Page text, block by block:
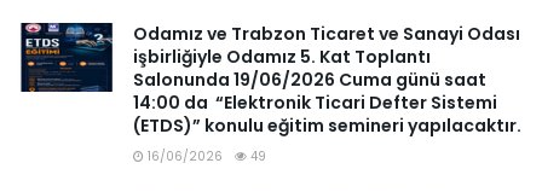
Odamız ve Trabzon Ticaret ve Sanayi Odası
işbirliğiyle Odamız 5. Kat Toplantı
Salonunda 19/06/2026 Cuma günü saat
14:00 da “Elektronik Ticari Defter Sistemi
(ETDS)” konulu eğitim semineri yapılacaktır.
16/06/2026 49